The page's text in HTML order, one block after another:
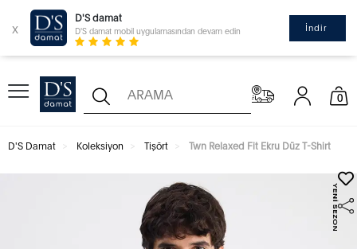
x
D'S damat
D'S damat mobil uygulamasından devam edin İndir
0
D'S Damat Koleksiyon Tişört Twn Relaxed Fit Ekru Düz T-Shirt